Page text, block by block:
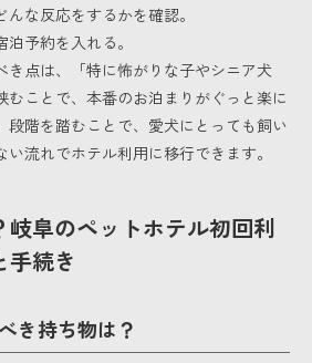
な反応をするかを確認。
予約を入れる。
き点は、「特に怖がりな子やシニア犬
むことで、本番のお泊まりがぐっと楽に
段階を踏むことで、愛犬にとっても飼い
流れでホテル利用に移行できます。
岐阜のペットホテル初回利
手続き
き持ち物は？